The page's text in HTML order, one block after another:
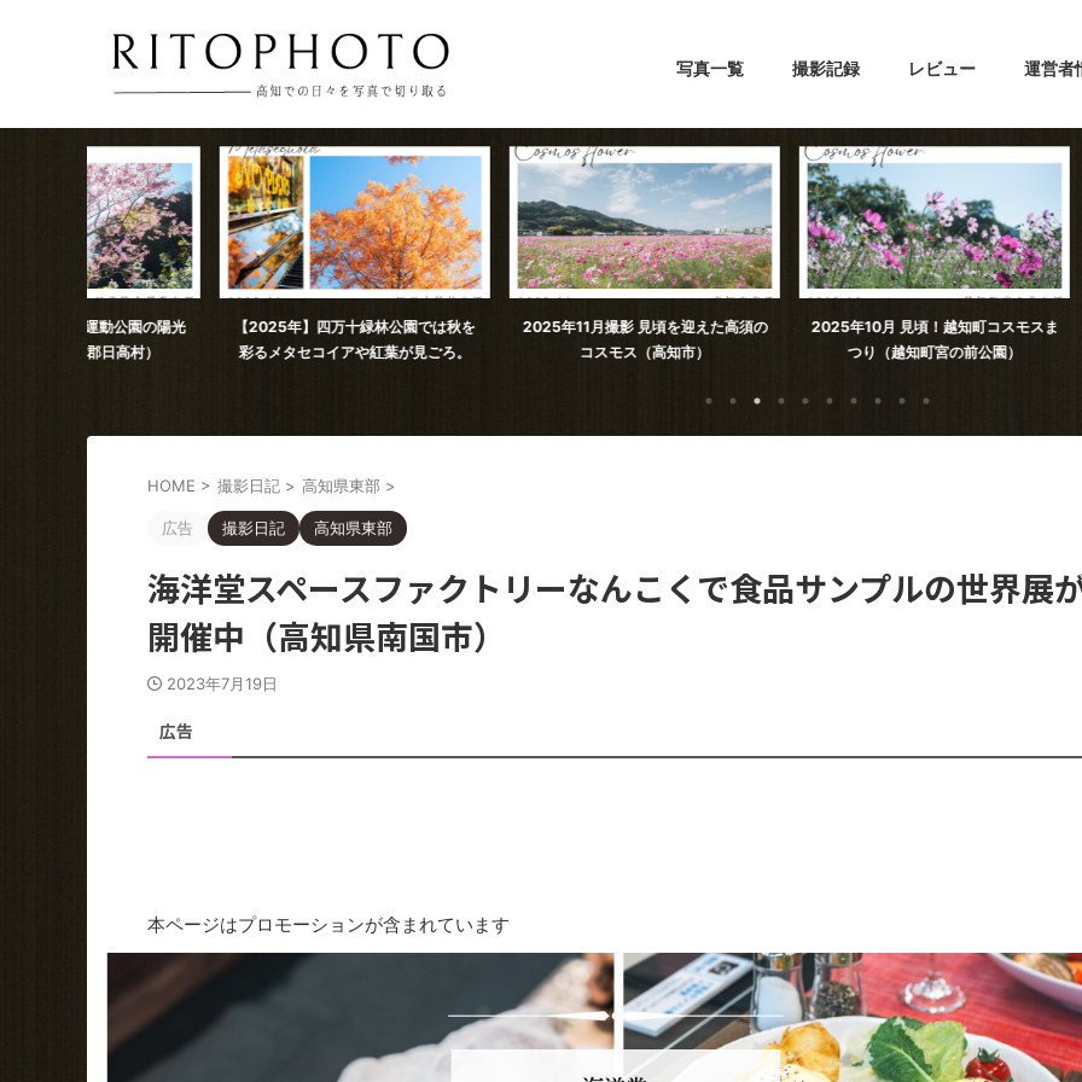
写真一覧 撮影記録 レビュー 運営者
【2025年】四万十緑林公園では秋を
彩るメタセコイアや紅葉が見ごろ。
2025年11月撮影 見頃を迎えた高須の
コスモス（高知市）
2025年10月 見頃！越知町コスモスま
つり（越知町宮の前公園）
加茂川親水公
ろ。（高
HOME > 撮影日記 > 高知県東部 >
広告 撮影日記 高知県東部
海洋堂スペースファクトリーなんこくで食品サンプルの世界展
開催中（高知県南国市）
2023年7月19日
広告
本ページはプロモーションが含まれています